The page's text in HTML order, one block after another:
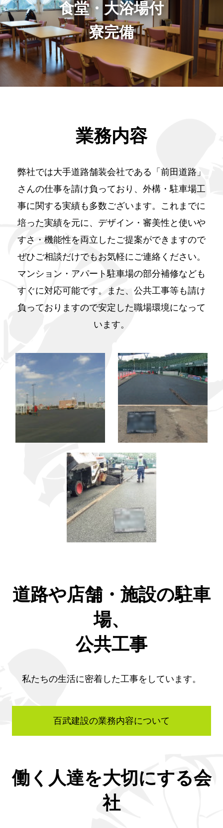
食堂・大浴場付
寮完備
業務内容
弊社では大手道路舗装会社である「前田道路」
さんの仕事を請け負っており、外構・駐車場工
事に関する実績も多数ございます。これまでに
培った実績を元に、デザイン・審美性と使いや
すさ・機能性を両立したご提案ができますので
ぜひご相談だけでもお気軽にご連絡ください。
マンション・アパート駐車場の部分補修なども
すぐに対応可能です。また、公共工事等も請け
負っておりますので安定した職場環境になって
います。
道路や店舗・施設の駐車
場、
公共工事
私たちの生活に密着した工事をしています。
百武建設の業務内容について
働く人達を大切にする会
社